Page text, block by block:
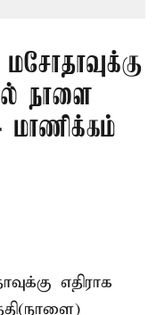
நாளை
மாணிக்கம்
எதிராக